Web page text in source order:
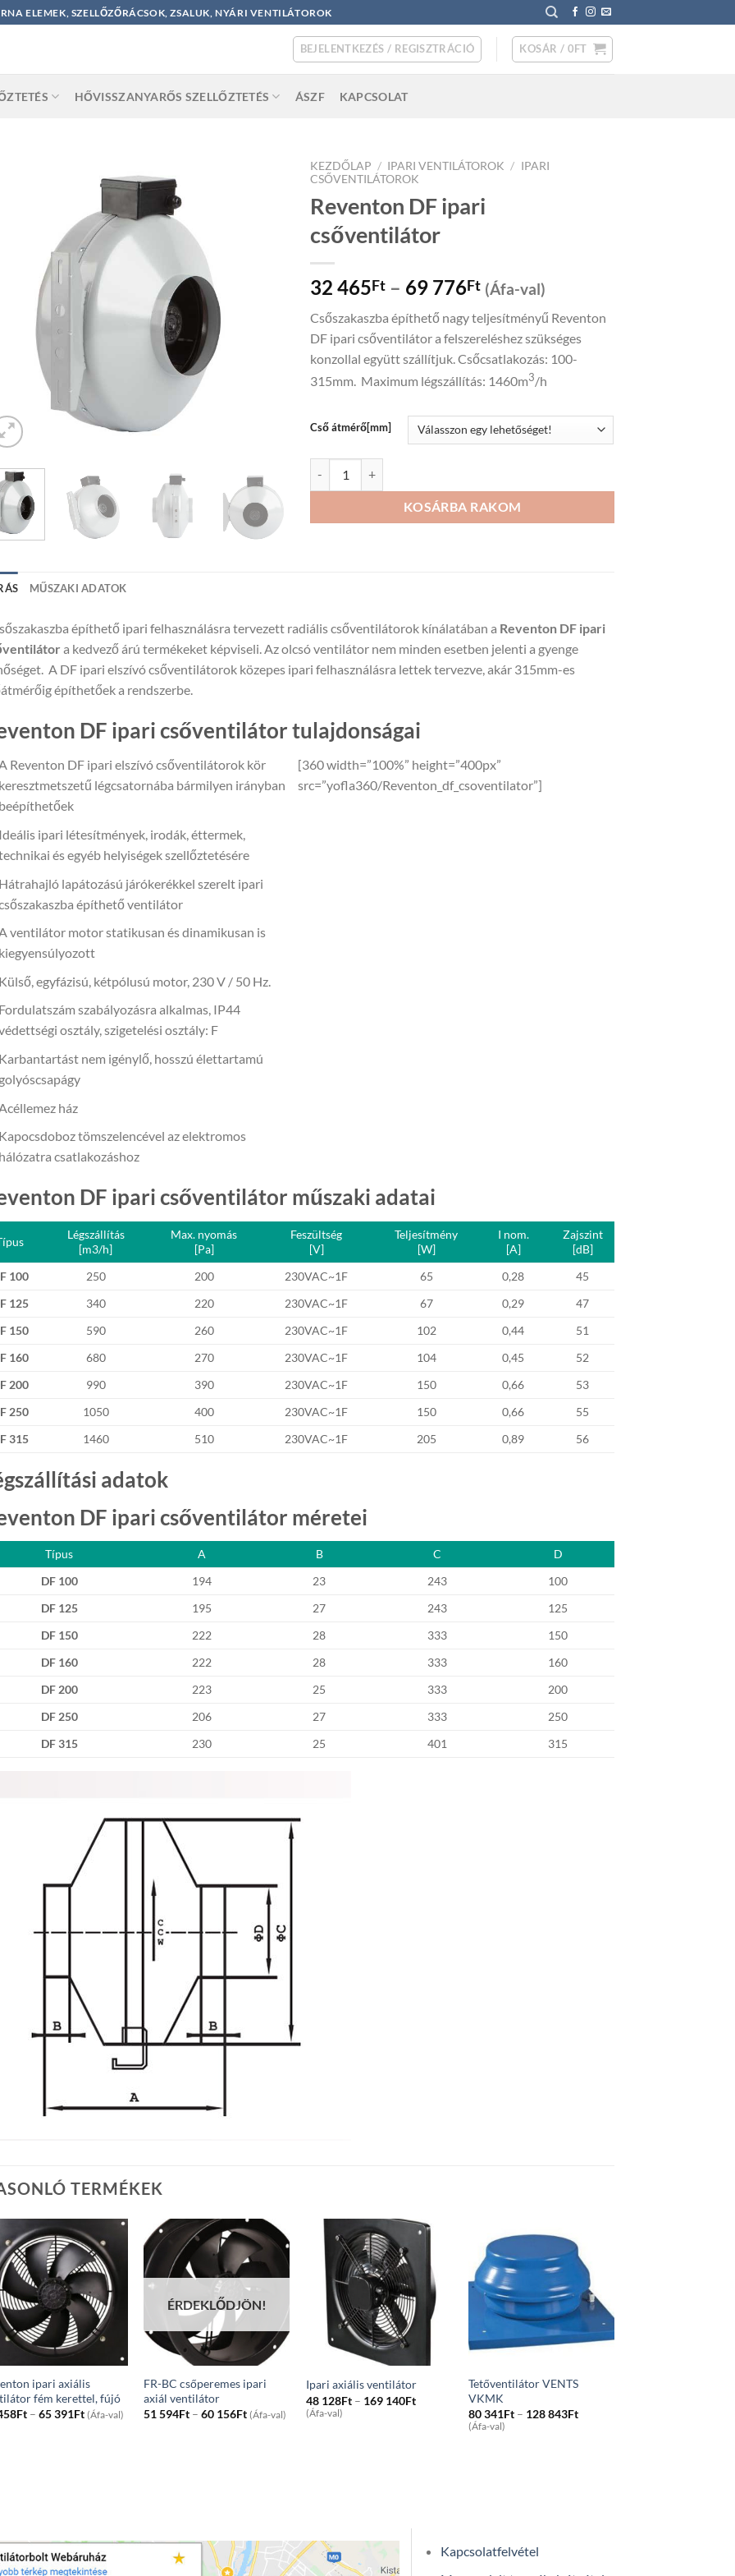
ELEMEK, SZELLŐZŐRÁCSOK, ZSALUK, NYÁRI VENTILÁTOROK
BEJELENTKEZÉS / REGISZTRÁCIÓ KOSÁR / 0FT
HŐVISSZANYARŐS SZELLŐZTETÉS ÁSZF KAPCSOLAT
KEZDŐLAP / IPARI VENTILÁTOROK / IPARI
CSŐVENTILÁTOROK
Reventon DF ipari
csőventilátor
32 465Ft – 69 776FtPrice
32
465Ft
through
69
(Áfa-val)
Csőszakaszba építhető nagy teljesítményű Reventon
DF ipari csőventilátor a felszereléshez szükséges
konzollal együtt szállítjuk. Csőcsatlakozás: 100-
315mm. Maximum légszállítás: 1460m3/h
Cső átmérő[mm]
KOSÁRBA RAKOM
MŰSZAKI ADATOK
építhető ipari felhasználásra tervezett radiális csőventilátorok kínálatában a Reventon DF ipari
a kedvező árú termékeket képviseli. Az olcsó ventilátor nem minden esetben jelenti a gyenge
A DF ipari elszívó csőventilátorok közepes ipari felhasználásra lettek tervezve, akár 315mm-es
építhetőek a rendszerbe.
DF ipari csőventilátor tulajdonságai
Reventon DF ipari elszívó csőventilátorok kör
keresztmetszetű légcsatornába bármilyen irányban
beépíthetőek
Ideális ipari létesítmények, irodák, éttermek,
és egyéb helyiségek szellőztetésére
Hátrahajló lapátozású járókerékkel szerelt ipari
építhető ventilátor
ventilátor motor statikusan és dinamikusan is
kiegyensúlyozott
Külső, egyfázisú, kétpólusú motor, 230 V / 50 Hz.
Fordulatszám szabályozásra alkalmas, IP44
osztály, szigetelési osztály: F
Karbantartást nem igénylő, hosszú élettartamú
golyóscsapágy
Acéllemez ház
Kapocsdoboz tömszelencével az elektromos
hálózatra csatlakozáshoz
[360 width=”100%” height=”400px”
src=”yofla360/Reventon_df_csoventilator”]
DF ipari csőventilátor műszaki adatai
Légszállítás
[m3/h]
Max. nyomás
[Pa]
Feszültség
[V]
Teljesítmény
[W]
I nom.
[A]
Zajszint
[dB]
100
250 200 230VAC~1F 65 0,28
45
125
340 220 230VAC~1F 67 0,29
47
150
590 260 230VAC~1F 102 0,44
51
160
680 270 230VAC~1F 104 0,45
52
200
990 390 230VAC~1F 150 0,66
53
250
1050 400 230VAC~1F 150 0,66
55
315
1460 510 230VAC~1F 205 0,89 56
adatok
DF ipari csőventilátor méretei
DF 100 194 23 243
100
DF 125
195 27 243
125
DF 150
222 28 333
150
DF 160
222 28 333
160
DF 200
223 25 333
200
DF 250
206 27 333
250
DF 315
230 25 401 315
Típus A B C D
TERMÉKEK
ipari axiális
fém kerettel, fújó
Ft – 65 391FtPrice
range:
(Áfa-val)
ÉRDEKLŐDJÖN!
FR-BC csőperemes ipari
axiál ventilátor
51 594Ft – 60 156FtPrice
range:
(Áfa-val)
Ipari axiális ventilátor
48 128Ft – 169 140FtPrice
(Áfa-val)
Tetőventilátor VENTS
VKMK
80 341Ft – 128 843FtPrice
(Áfa-val)
Kapcsolatfelvétel